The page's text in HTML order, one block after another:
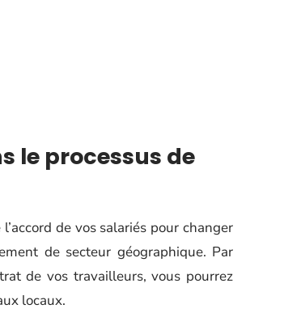
le processus de
de vos salariés pour changer
de secteur géographique. Par
de vos travailleurs, vous pourrez
locaux.